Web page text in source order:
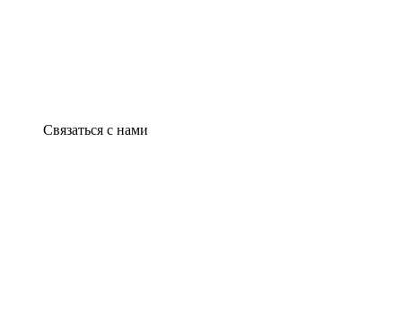
Связаться с нами